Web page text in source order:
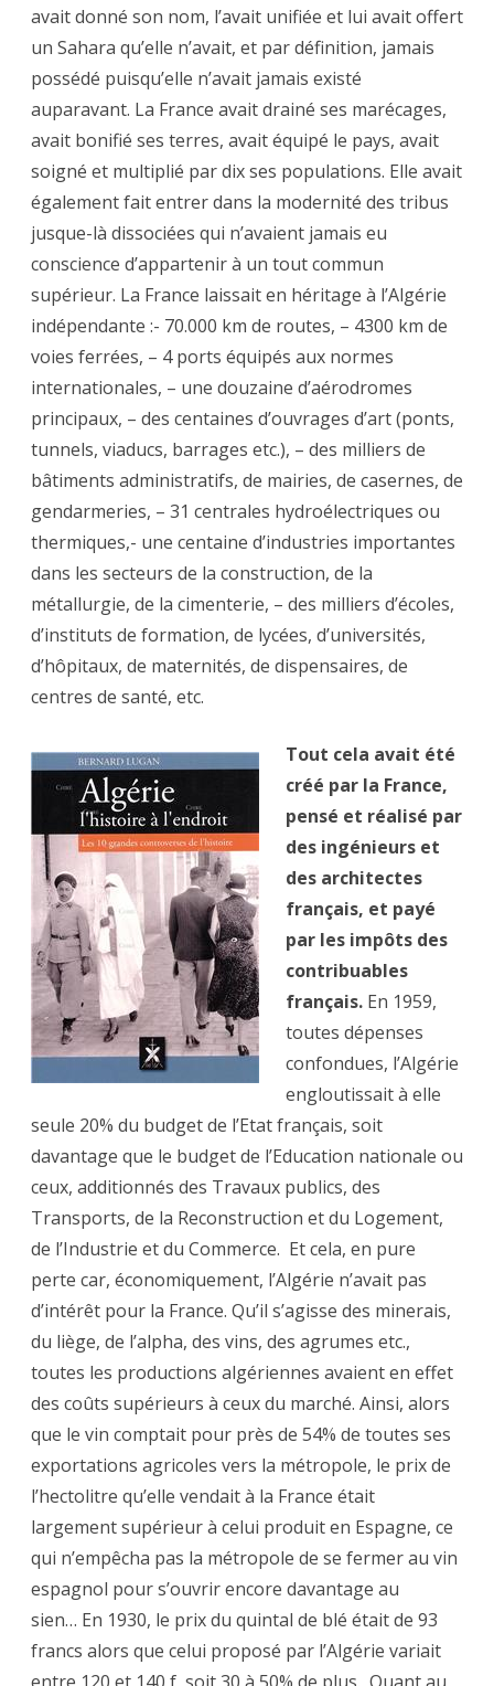
avait donné son nom, l’avait unifiée et lui avait offert
un Sahara qu’elle n’avait, et par définition, jamais
possédé puisqu’elle n’avait jamais existé
auparavant. La France avait drainé ses marécages,
avait bonifié ses terres, avait équipé le pays, avait
soigné et multiplié par dix ses populations. Elle avait
également fait entrer dans la modernité des tribus
jusque-là dissociées qui n’avaient jamais eu
conscience d’appartenir à un tout commun
supérieur. La France laissait en héritage à l’Algérie
indépendante :- 70.000 km de routes, – 4300 km de
voies ferrées, – 4 ports équipés aux normes
internationales, – une douzaine d’aérodromes
principaux, – des centaines d’ouvrages d’art (ponts,
tunnels, viaducs, barrages etc.), – des milliers de
bâtiments administratifs, de mairies, de casernes, de
gendarmeries, – 31 centrales hydroélectriques ou
thermiques,- une centaine d’industries importantes
dans les secteurs de la construction, de la
métallurgie, de la cimenterie, – des milliers d’écoles,
d’instituts de formation, de lycées, d’universités,
d’hôpitaux, de maternités, de dispensaires, de
centres de santé, etc.
Tout cela avait été
créé par la France,
pensé et réalisé par
des ingénieurs et
des architectes
français, et payé
par les impôts des
contribuables
français. En 1959,
toutes dépenses
confondues, l’Algérie
engloutissait à elle
seule 20% du budget de l’Etat français, soit
davantage que le budget de l’Education nationale ou
ceux, additionnés des Travaux publics, des
Transports, de la Reconstruction et du Logement,
de l’Industrie et du Commerce. Et cela, en pure
perte car, économiquement, l’Algérie n’avait pas
d’intérêt pour la France. Qu’il s’agisse des minerais,
du liège, de l’alpha, des vins, des agrumes etc.,
toutes les productions algériennes avaient en effet
des coûts supérieurs à ceux du marché. Ainsi, alors
que le vin comptait pour près de 54% de toutes ses
exportations agricoles vers la métropole, le prix de
l’hectolitre qu’elle vendait à la France était
largement supérieur à celui produit en Espagne, ce
qui n’empêcha pas la métropole de se fermer au vin
espagnol pour s’ouvrir encore davantage au
sien… En 1930, le prix du quintal de blé était de 93
francs alors que celui proposé par l’Algérie variait